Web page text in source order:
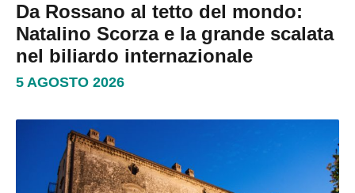
Da Rossano al tetto del mondo:
Natalino Scorza e la grande scalata
nel biliardo internazionale
5 AGOSTO 2026